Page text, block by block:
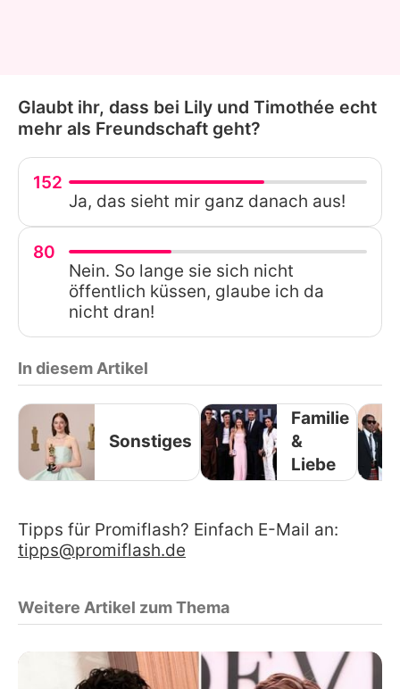
Glaubt ihr, dass bei Lily und Timothée echt
mehr als Freundschaft geht?
152
Ja, das sieht mir ganz danach aus!
80
Nein. So lange sie sich nicht
öffentlich küssen, glaube ich da
nicht dran!
In diesem Artikel
Sonstiges
Familie
&
Liebe
Tipps für Promiflash? Einfach E-Mail an:
tipps@promiflash.de
Weitere Artikel zum Thema